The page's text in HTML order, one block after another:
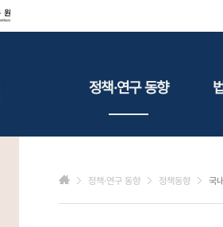
정책·연구 동향
연구동향
정책·연구 동향 정책동향 국